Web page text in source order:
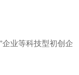
业等科技型初创企